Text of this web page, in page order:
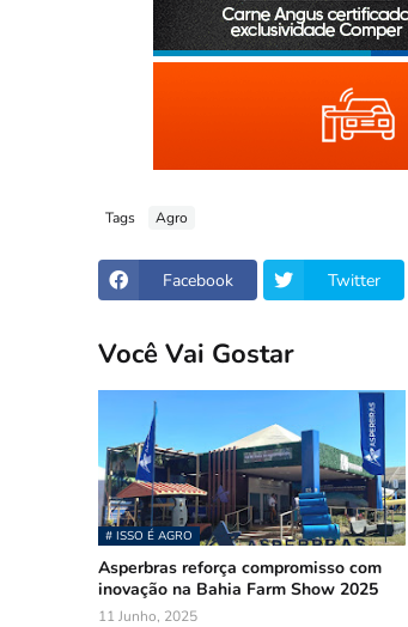
Tags Agro
Facebook Twitter
Você Vai Gostar
# ISSO É AGRO
Asperbras reforça compromisso com
inovação na Bahia Farm Show 2025
11 Junho, 2025